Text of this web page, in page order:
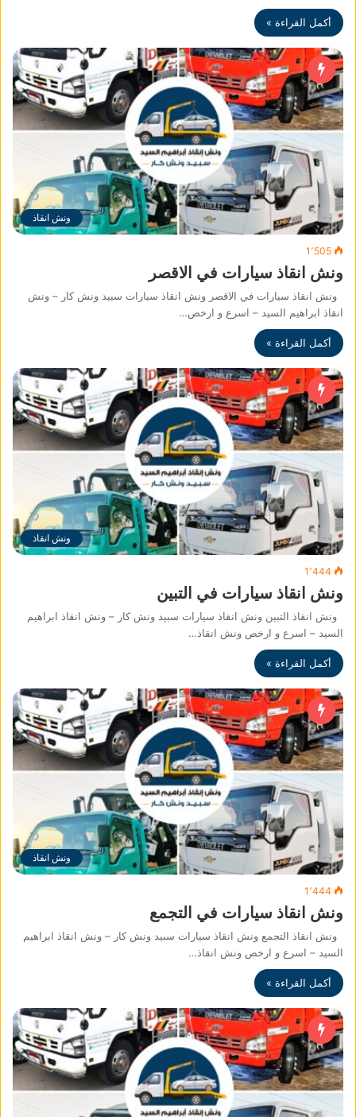
أكمل القراءة »
ونش انقاذ
1٬505
ونش انقاذ سيارات في الاقصر
ونش انقاذ سيارات في الاقصر ونش انقاذ سيارات سبيد ونش كار – ونش
انقاذ ابراهيم السيد – اسرع و ارخص…
أكمل القراءة »
ونش انقاذ
1٬444
ونش انقاذ سيارات في التبين
ونش انقاذ التبين ونش انقاذ سيارات سبيد ونش كار – ونش انقاذ ابراهيم
السيد – اسرع و ارخص ونش انقاذ…
أكمل القراءة »
ونش انقاذ
1٬444
ونش انقاذ سيارات في التجمع
ونش انقاذ التجمع ونش انقاذ سيارات سبيد ونش كار – ونش انقاذ ابراهيم
السيد – اسرع و ارخص ونش انقاذ…
أكمل القراءة »